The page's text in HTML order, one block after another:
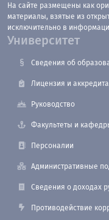
На сайте размещены как
материалы, взятые из
исключительно в
Университет
Сведения об
Лицензия и
Руководство
Факультеты и
Персоналии
Административные
Сведения о доходах
Противодействие